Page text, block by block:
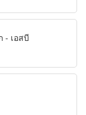
- เอสบี